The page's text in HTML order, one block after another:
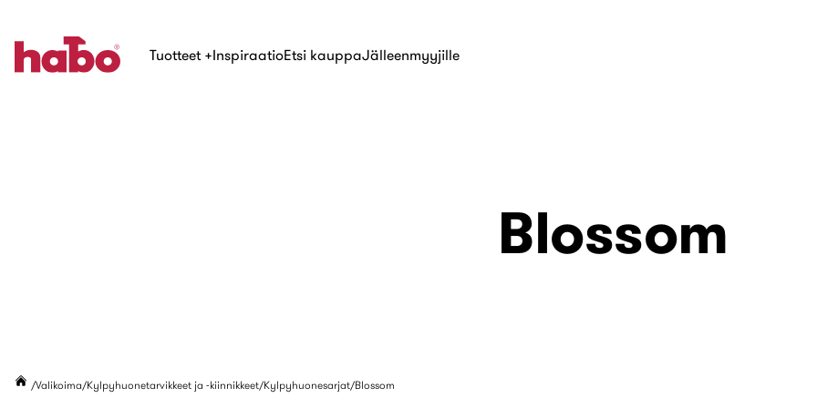
Tuotteet +InspiraatioEtsi kauppaJälleenmyyjille
Blossom
Valikoima Kylpyhuonetarvikkeet ja -kiinnikkeet Kylpyhuonesarjat Blossom